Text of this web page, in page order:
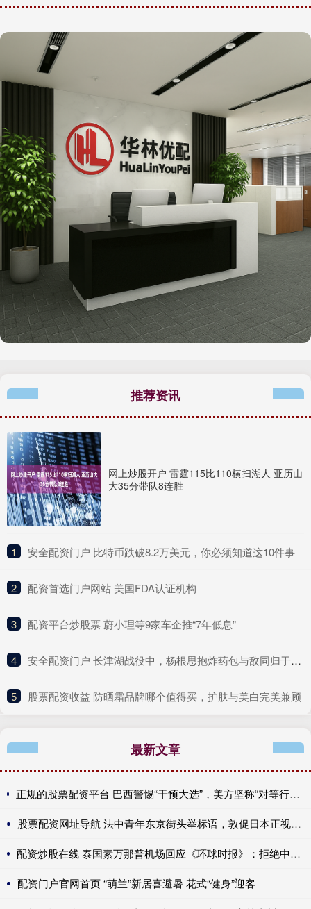
推荐资讯
网上炒股开户 雷霆115比110横扫湖人 亚历山
大35分带队8连胜
1 ​安全配资门户 比特币跌破8.2万美元，你必须知道这10件事
2 ​配资首选门户网站 美国FDA认证机构
3 ​配资平台炒股票 蔚小理等9家车企推“7年低息”
4 ​安全配资门户 长津湖战役中，杨根思抱炸药包与敌同归于尽，正是美军噩梦的开始
5 ​股票配资收益 防晒霜品牌哪个值得买，护肤与美白完美兼顾
最新文章
正规的股票配资平台 巴西警惕“干预大选”，美方坚称“对等行动”，美国宣布撤销巴西大使签证
股票配资网址导航 法中青年东京街头举标语，敦促日本正视历史
配资炒股在线 泰国素万那普机场回应《环球时报》：拒绝中国乘客登机决定由航司作出
配资门户官网首页 “萌兰”新居喜避暑 花式“健身”迎客